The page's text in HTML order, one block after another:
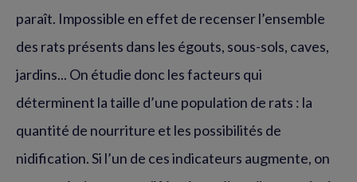
paraît. Impossible en effet de recenser l’ensemble
des rats présents dans les égouts, sous-sols, caves,
jardins... On étudie donc les facteurs qui
déterminent la taille d’une population de rats : la
quantité de nourriture et les possibilités de
nidification. Si l’un de ces indicateurs augmente, on